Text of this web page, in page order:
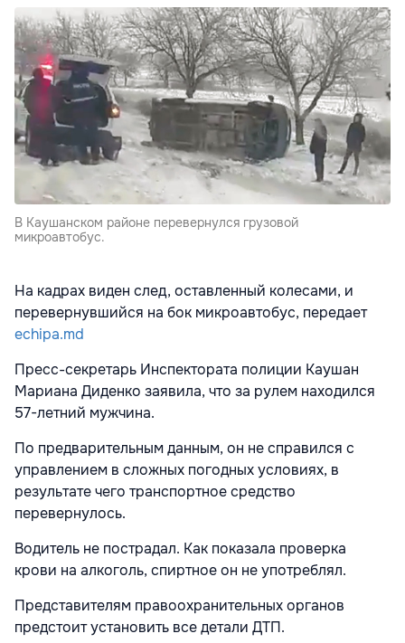
В Каушанском районе перевернулся грузовой
микроавтобус.
На кадрах виден след, оставленный колесами, и
перевернувшийся на бок микроавтобус, передает
echipa.md
Пресс-секретарь Инспектората полиции Каушан
Мариана Диденко заявила, что за рулем находился
57-летний мужчина.
По предварительным данным, он не справился с
управлением в сложных погодных условиях, в
результате чего транспортное средство
перевернулось.
Водитель не пострадал. Как показала проверка
крови на алкоголь, спиртное он не употреблял.
Представителям правоохранительных органов
предстоит установить все детали ДТП.